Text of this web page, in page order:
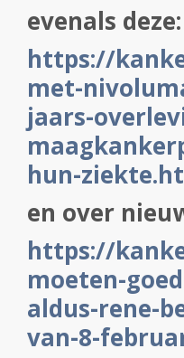
evenals deze:
https://
met-
jaars-
hun-
en over
https://
moeten-
aldus-rene-
van-8-